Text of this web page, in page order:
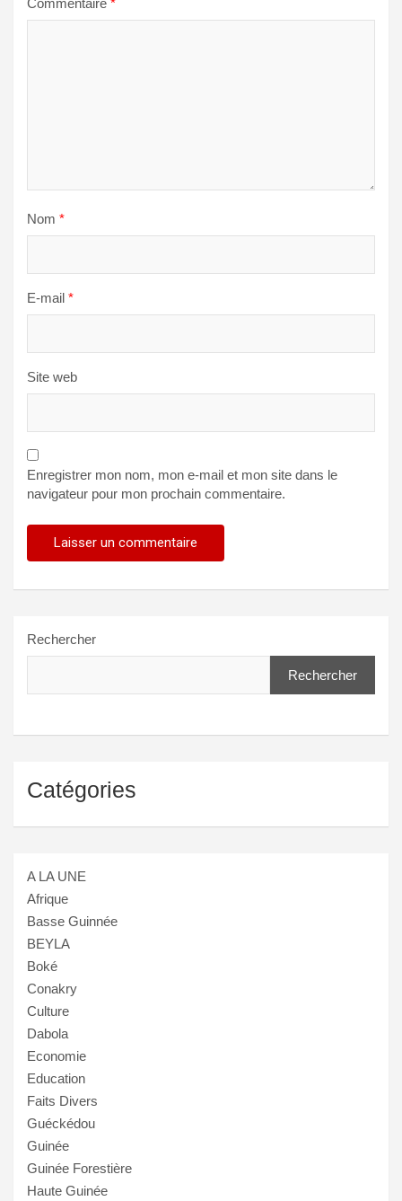
Commentaire *
Nom *
E-mail *
Site web
Enregistrer mon nom, mon e-mail et mon site dans le
navigateur pour mon prochain commentaire.
Rechercher
Rechercher
Catégories
A LA UNE
Afrique
Basse Guinnée
BEYLA
Boké
Conakry
Culture
Dabola
Economie
Education
Faits Divers
Guéckédou
Guinée
Guinée Forestière
Haute Guinée